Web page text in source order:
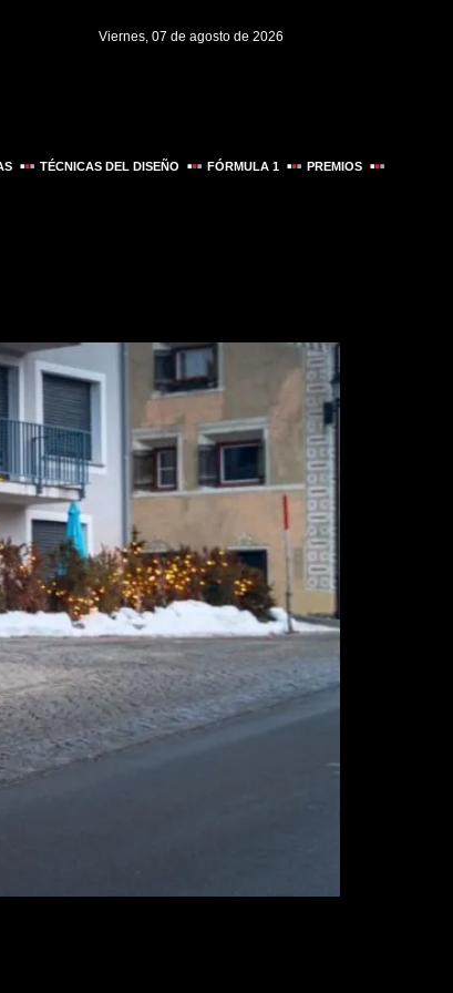
Viernes, 07 de agosto de 2026
TÉCNICAS DEL DISEÑO FÓRMULA 1
PREMIOS